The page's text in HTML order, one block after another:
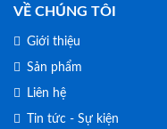
VỀ CHÚNG TÔI
Giới thiệu
Sản phẩm
Liên hệ
Tin tức - Sự kiện